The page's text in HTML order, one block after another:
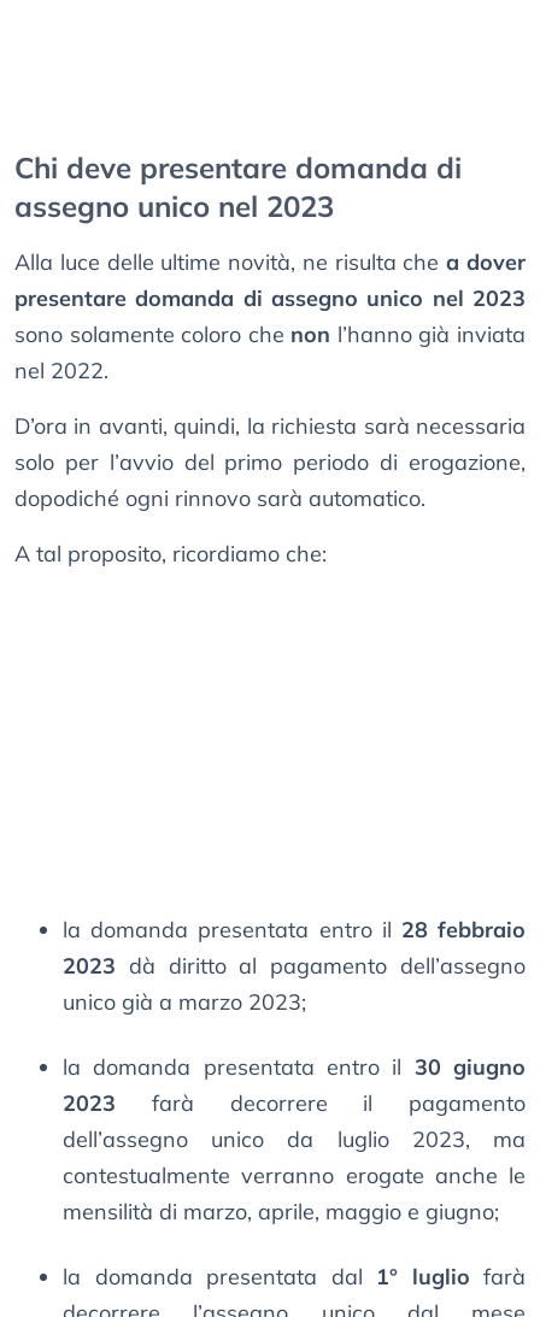
Chi deve presentare domanda di
assegno unico nel 2023
Alla luce delle ultime novità, ne risulta chea dover
presentare domanda di assegno unico nel 2023
sono solamente coloro che non l’hanno già inviata
nel 2022.
D’ora in avanti, quindi, la richiesta sarà necessaria
solo per l’avvio del primo periodo di erogazione,
dopodiché ogni rinnovo sarà automatico.
A tal proposito, ricordiamo che:
la domanda presentata entro il 28 febbraio
2023 dà diritto al pagamento dell’assegno
unico già a marzo 2023;
la domanda presentata entro il 30 giugno
2023 farà decorrere il pagamento
dell’assegno unico da luglio 2023, ma
contestualmente verranno erogate anche le
mensilità di marzo, aprile, maggio e giugno;
la domanda presentata dal 1° luglio farà